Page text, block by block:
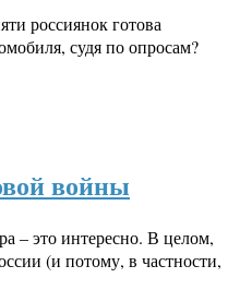
россиянок готова
судя по опросам?
войны
– это интересно. В целом,
(и потому, в частности,